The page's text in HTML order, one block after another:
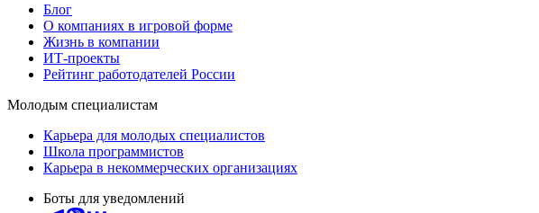
Блог
О компаниях в игровой форме
Жизнь в компании
ИТ-проекты
Рейтинг работодателей России
Молодым специалистам
Карьера для молодых специалистов
Школа программистов
Карьера в некоммерческих организациях
Боты для уведомлений